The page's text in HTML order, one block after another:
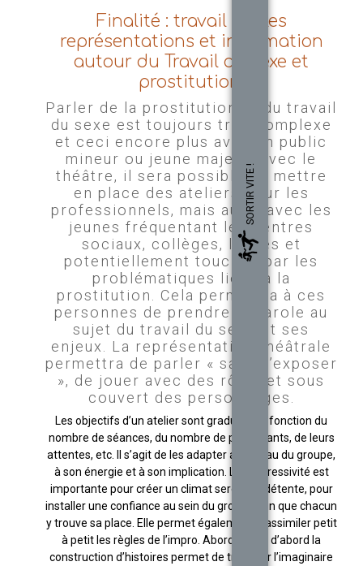
SORTIR VITE !
Finalité : travail sur les
représentations et information
autour du Travail du sexe et
prostitution.
Parler de la prostitution et du travail
du sexe est toujours très complexe
et ceci encore plus avec un public
mineur ou jeune majeur. Avec le
théâtre, il sera possible de mettre
en place des ateliers pour les
professionnels, mais aussi avec les
jeunes fréquentant les centres
sociaux, collèges, lycées et
potentiellement touchés par les
problématiques liées à la
prostitution. Cela permettra à ces
personnes de prendre la parole au
sujet du travail du sexe et ses
enjeux. La représentation théâtrale
permettra de parler « sans s’exposer
», de jouer avec des rôles et sous
couvert des personnages.
Les objectifs d’un atelier sont graduels en fonction du
nombre de séances, du nombre de participants, de leurs
attentes, etc. Il s’agit de les adapter au niveau du groupe,
à son énergie et à son implication. La progressivité est
importante pour créer un climat serein de détente, pour
installer une confiance au sein du groupe afin que chacun
y trouve sa place. Elle permet également d’assimiler petit
à petit les règles de l’impro. Aborder tout d’abord la
construction d’histoires permet de travailler l’imaginaire